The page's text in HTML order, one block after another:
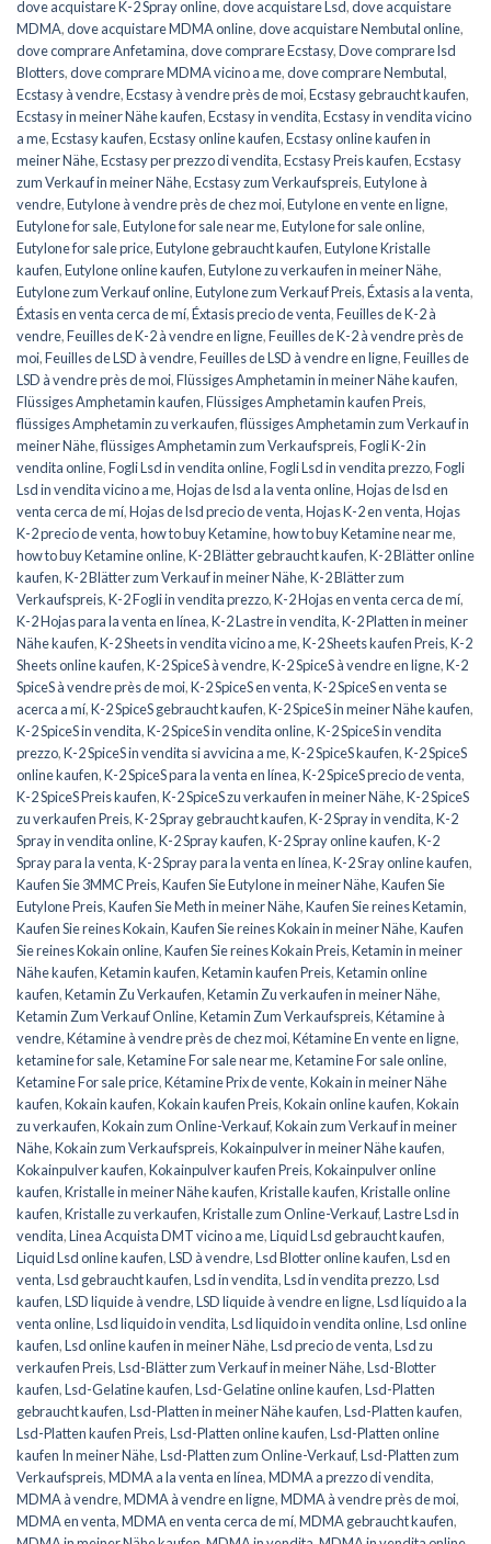
dove acquistare K-2 Spray online,dove acquistare Lsd,dove acquistare
MDMA,dove acquistare MDMA online,dove acquistare Nembutal online,
dove comprare Anfetamina,dove comprare Ecstasy,Dove comprare lsd
Blotters,dove comprare MDMA vicino a me,dove comprare Nembutal,
Ecstasy à vendre,Ecstasy à vendre près de moi,Ecstasy gebraucht kaufen,
Ecstasy in meiner Nähe kaufen,Ecstasy in vendita,Ecstasy in vendita vicino
a me,Ecstasy kaufen,Ecstasy online kaufen,Ecstasy online kaufen in
meiner Nähe,Ecstasy per prezzo di vendita,Ecstasy Preis kaufen,Ecstasy
zum Verkauf in meiner Nähe,Ecstasy zum Verkaufspreis,Eutylone à
vendre,Eutylone à vendre près de chez moi,Eutylone en vente en ligne,
Eutylone for sale,Eutylone for sale near me,Eutylone for sale online,
Eutylone for sale price,Eutylone gebraucht kaufen,Eutylone Kristalle
kaufen,Eutylone online kaufen,Eutylone zu verkaufen in meiner Nähe,
Eutylone zum Verkauf online,Eutylone zum Verkauf Preis,Éxtasis a la venta,
Éxtasis en venta cerca de mí,Éxtasis precio de venta,Feuilles de K-2 à
vendre,Feuilles de K-2 à vendre en ligne,Feuilles de K-2 à vendre près de
moi,Feuilles de LSD à vendre,Feuilles de LSD à vendre en ligne,Feuilles de
LSD à vendre près de moi,Flüssiges Amphetamin in meiner Nähe kaufen,
Flüssiges Amphetamin kaufen,Flüssiges Amphetamin kaufen Preis,
flüssiges Amphetamin zu verkaufen,flüssiges Amphetamin zum Verkauf in
meiner Nähe,flüssiges Amphetamin zum Verkaufspreis,Fogli K-2 in
vendita online,Fogli Lsd in vendita online,Fogli Lsd in vendita prezzo,Fogli
Lsd in vendita vicino a me,Hojas de lsd a la venta online,Hojas de lsd en
venta cerca de mí,Hojas de lsd precio de venta,Hojas K-2 en venta,Hojas
K-2 precio de venta,how to buy Ketamine,how to buy Ketamine near me,
how to buy Ketamine online,K-2 Blätter gebraucht kaufen,K-2 Blätter online
kaufen,K-2 Blätter zum Verkauf in meiner Nähe,K-2 Blätter zum
Verkaufspreis,K-2 Fogli in vendita prezzo,K-2 Hojas en venta cerca de mí,
K-2 Hojas para la venta en línea,K-2 Lastre in vendita,K-2 Platten in meiner
Nähe kaufen,K-2 Sheets in vendita vicino a me,K-2 Sheets kaufen Preis,K-2
Sheets online kaufen,K-2 SpiceS à vendre,K-2 SpiceS à vendre en ligne,K-2
SpiceS à vendre près de moi,K-2 SpiceS en venta,K-2 SpiceS en venta se
acerca a mí,K-2 SpiceS gebraucht kaufen,K-2 SpiceS in meiner Nähe kaufen,
K-2 SpiceS in vendita,K-2 SpiceS in vendita online,K-2 SpiceS in vendita
prezzo,K-2 SpiceS in vendita si avvicina a me,K-2 SpiceS kaufen,K-2 SpiceS
online kaufen,K-2 SpiceS para la venta en línea,K-2 SpiceS precio de venta,
K-2 SpiceS Preis kaufen,K-2 SpiceS zu verkaufen in meiner Nähe,K-2 SpiceS
zu verkaufen Preis,K-2 Spray gebraucht kaufen,K-2 Spray in vendita,K-2
Spray in vendita online,K-2 Spray kaufen,K-2 Spray online kaufen,K-2
Spray para la venta,K-2 Spray para la venta en línea,K-2 Sray online kaufen,
Kaufen Sie 3MMC Preis,Kaufen Sie Eutylone in meiner Nähe,Kaufen Sie
Eutylone Preis,Kaufen Sie Meth in meiner Nähe,Kaufen Sie reines Ketamin,
Kaufen Sie reines Kokain,Kaufen Sie reines Kokain in meiner Nähe,Kaufen
Sie reines Kokain online,Kaufen Sie reines Kokain Preis,Ketamin in meiner
Nähe kaufen,Ketamin kaufen,Ketamin kaufen Preis,Ketamin online
kaufen,Ketamin Zu Verkaufen,Ketamin Zu verkaufen in meiner Nähe,
Ketamin Zum Verkauf Online,Ketamin Zum Verkaufspreis,Kétamine à
vendre,Kétamine à vendre près de chez moi,Kétamine En vente en ligne,
ketamine for sale,Ketamine For sale near me,Ketamine For sale online,
Ketamine For sale price,Kétamine Prix de vente,Kokain in meiner Nähe
kaufen,Kokain kaufen,Kokain kaufen Preis,Kokain online kaufen,Kokain
zu verkaufen,Kokain zum Online-Verkauf,Kokain zum Verkauf in meiner
Nähe,Kokain zum Verkaufspreis,Kokainpulver in meiner Nähe kaufen,
Kokainpulver kaufen,Kokainpulver kaufen Preis,Kokainpulver online
kaufen,Kristalle in meiner Nähe kaufen,Kristalle kaufen,Kristalle online
kaufen,Kristalle zu verkaufen,Kristalle zum Online-Verkauf,Lastre Lsd in
vendita,Linea Acquista DMT vicino a me,Liquid Lsd gebraucht kaufen,
Liquid Lsd online kaufen,LSD à vendre,Lsd Blotter online kaufen,Lsd en
venta,Lsd gebraucht kaufen,Lsd in vendita,Lsd in vendita prezzo,Lsd
kaufen,LSD liquide à vendre,LSD liquide à vendre en ligne,Lsd líquido a la
venta online,Lsd liquido in vendita,Lsd liquido in vendita online,Lsd online
kaufen,Lsd online kaufen in meiner Nähe,Lsd precio de venta,Lsd zu
verkaufen Preis,Lsd-Blätter zum Verkauf in meiner Nähe,Lsd-Blotter
kaufen,Lsd-Gelatine kaufen,Lsd-Gelatine online kaufen,Lsd-Platten
gebraucht kaufen,Lsd-Platten in meiner Nähe kaufen,Lsd-Platten kaufen,
Lsd-Platten kaufen Preis,Lsd-Platten online kaufen,Lsd-Platten online
kaufen In meiner Nähe,Lsd-Platten zum Online-Verkauf,Lsd-Platten zum
Verkaufspreis,MDMA a la venta en línea,MDMA a prezzo di vendita,
MDMA à vendre,MDMA à vendre en ligne,MDMA à vendre près de moi,
MDMA en venta,MDMA en venta cerca de mí,MDMA gebraucht kaufen,